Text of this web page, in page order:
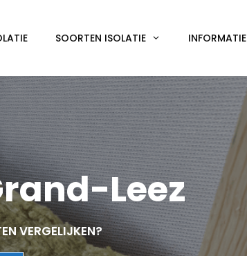
SOORTEN ISOLATIE INFORMATIE
Leez
VERGELIJKEN?